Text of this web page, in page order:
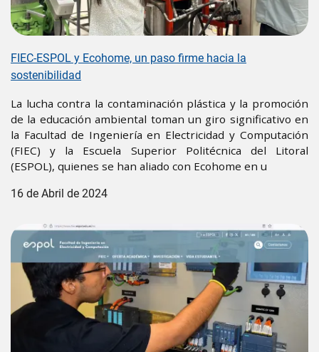
FIEC-ESPOL y Ecohome, un paso firme hacia la
sostenibilidad
La lucha contra la contaminación plástica y la promoción
de la educación ambiental toman un giro significativo en
la Facultad de Ingeniería en Electricidad y Computación
(FIEC) y la Escuela Superior Politécnica del Litoral
(ESPOL), quienes se han aliado con Ecohome en u
16 de Abril de 2024
Image